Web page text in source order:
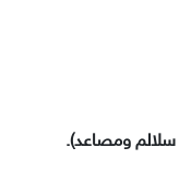
سلالم ومصاعد).